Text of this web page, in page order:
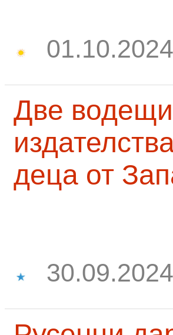
01.10.2024
Две
деца от
30.09.2024